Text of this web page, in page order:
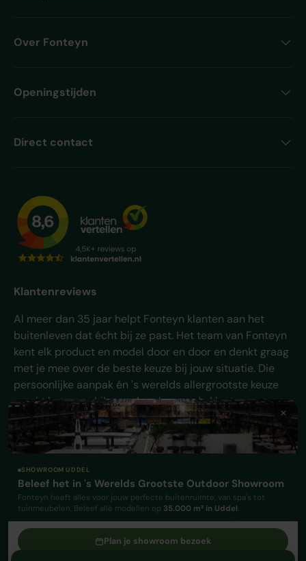
Over Fonteyn
Openingstijden
Direct contact
Klantenreviews
Al meer dan 35 jaar helpt Fonteyn klanten aan het
buitenleven dat écht bij ze past. Het team van Fonteyn
kent elk product en model door en door en denkt graag
met je mee over de beste keuze bij jouw situatie. Die
persoonlijke aanpak én 's werelds allergrootste keuze
maakt het verschil - en daar komen de klanten van
Fonteyn al jaren voor terug.
Geaccepteerde betaalmethoden
SHOWROOM UDDEL
Beleef het in 's Werelds Grootste Outdoor Showroom
Fonteyn heeft alles voor jouw perfecte buitenruimte, van spa's tot
tuinmeubelen. Beleef alle modellen op 35.000 m² in Uddel.
Plan je showroom bezoek